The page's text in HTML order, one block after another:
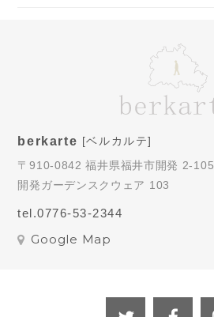
berkarte [ベルカルテ]
〒910-0842 福井県福井市開発 2-105
開発ガーデンスクウェア 103
tel.0776-53-2344
Google Map